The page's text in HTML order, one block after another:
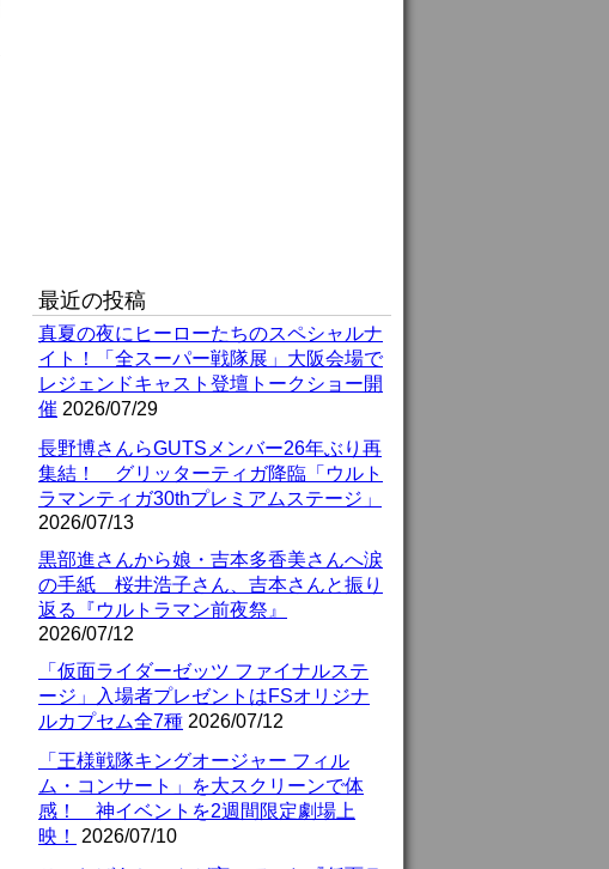
最近の投稿
真夏の夜にヒーローたちのスペシャルナ
イト！「全スーパー戦隊展」大阪会場で
レジェンドキャスト登壇トークショー開
催 2026/07/29
長野博さんらGUTSメンバー26年ぶり再
集結！ グリッターティガ降臨「ウルト
ラマンティガ30thプレミアムステージ」
2026/07/13
黒部進さんから娘・吉本多香美さんへ涙
の手紙 桜井浩子さん、吉本さんと振り
返る『ウルトラマン前夜祭』
2026/07/12
「仮面ライダーゼッツ ファイナルステ
ージ」入場者プレゼントはFSオリジナ
ルカプセム全7種 2026/07/12
「王様戦隊キングオージャー フィル
ム・コンサート」を大スクリーンで体
感！ 神イベントを2週間限定劇場上
映！
2026/07/10